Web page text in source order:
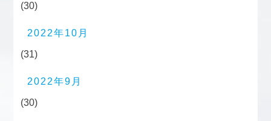
(30)
2022年10月
(31)
2022年9月
(30)